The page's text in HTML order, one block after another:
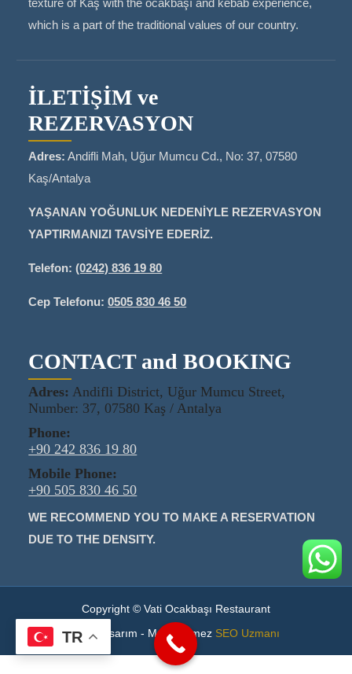
texture of Kaş with the ocakbaşı and kebab experience,
which is a part of the traditional values of our country.
İLETİŞİM ve
REZERVASYON
Adres: Andifli Mah, Uğur Mumcu Cd., No: 37, 07580
Kaş/Antalya
YAŞANAN YOĞUNLUK NEDENİYLE REZERVASYON
YAPTIRMANIZI TAVSİYE EDERİZ.
Telefon:(0242) 836 19 80
Cep Telefonu: 0505 830 46 50
CONTACT and BOOKING
Adres: Andifli District, Uğur Mumcu Street,
Number: 37, 07580 Kaş / Antalya
Phone:
+90 242 836 19 80
Mobile Phone:
+90 505 830 46 50
WE RECOMMEND YOU TO MAKE A RESERVATION
DUE TO THE DENSITY.
Copyright © Vati Ocakbaşı Restaurant
Web Tasarım - Murat Ölmez SEO Uzmanı
TR